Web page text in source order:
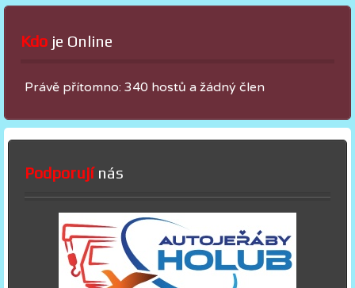
Kdo je Online
Právě přítomno: 340 hostů a žádný člen
Podporujínás